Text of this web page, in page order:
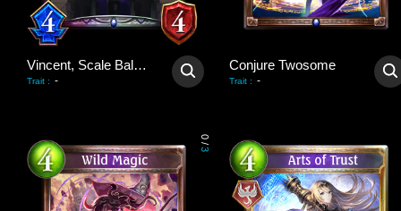
Vincent, Scale Balancer
Trait : -
Conjure Twosome
Trait : -
0
/
3